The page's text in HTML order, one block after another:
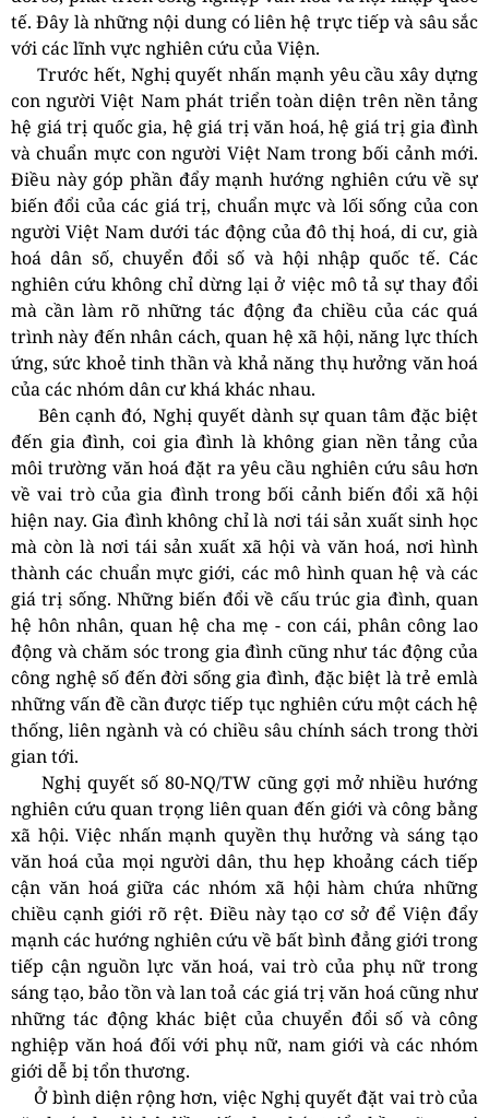
tế. Đây là những nội dung có liên hệ trực tiếp và sâu sắc
với các lĩnh vực nghiên cứu của Viện.
Trước hết, Nghị quyết nhấn mạnh yêu cầu xây dựng
con người Việt Nam phát triển toàn diện trên nền tảng
hệ giá trị quốc gia, hệ giá trị văn hoá, hệ giá trị gia đình
và chuẩn mực con người Việt Nam trong bối cảnh mới.
Điều này góp phần đẩy mạnh hướng nghiên cứu về sự
biến đổi của các giá trị, chuẩn mực và lối sống của con
người Việt Nam dưới tác động của đô thị hoá, di cư, già
hoá dân số, chuyển đổi số và hội nhập quốc tế. Các
nghiên cứu không chỉ dừng lại ở việc mô tả sự thay đổi
mà cần làm rõ những tác động đa chiều của các quá
trình này đến nhân cách, quan hệ xã hội, năng lực thích
ứng, sức khoẻ tinh thần và khả năng thụ hưởng văn hoá
của các nhóm dân cư khá khác nhau.
Bên cạnh đó, Nghị quyết dành sự quan tâm đặc biệt
đến gia đình, coi gia đình là không gian nền tảng của
môi trường văn hoá đặt ra yêu cầu nghiên cứu sâu hơn
về vai trò của gia đình trong bối cảnh biến đổi xã hội
hiện nay. Gia đình không chỉ là nơi tái sản xuất sinh học
mà còn là nơi tái sản xuất xã hội và văn hoá, nơi hình
thành các chuẩn mực giới, các mô hình quan hệ và các
giá trị sống. Những biến đổi về cấu trúc gia đình, quan
hệ hôn nhân, quan hệ cha mẹ - con cái, phân công lao
động và chăm sóc trong gia đình cũng như tác động của
công nghệ số đến đời sống gia đình, đặc biệt là trẻ emlà
những vấn đề cần được tiếp tục nghiên cứu một cách hệ
thống, liên ngành và có chiều sâu chính sách trong thời
gian tới.
Nghị quyết số 80-NQ/TW cũng gợi mở nhiều hướng
nghiên cứu quan trọng liên quan đến giới và công bằng
xã hội. Việc nhấn mạnh quyền thụ hưởng và sáng tạo
văn hoá của mọi người dân, thu hẹp khoảng cách tiếp
cận văn hoá giữa các nhóm xã hội hàm chứa những
chiều cạnh giới rõ rệt. Điều này tạo cơ sở để Viện đẩy
mạnh các hướng nghiên cứu về bất bình đẳng giới trong
tiếp cận nguồn lực văn hoá, vai trò của phụ nữ trong
sáng tạo, bảo tồn và lan toả các giá trị văn hoá cũng như
những tác động khác biệt của chuyển đổi số và công
nghiệp văn hoá đối với phụ nữ, nam giới và các nhóm
giới dễ bị tổn thương.
Ở bình diện rộng hơn, việc Nghị quyết đặt vai trò của